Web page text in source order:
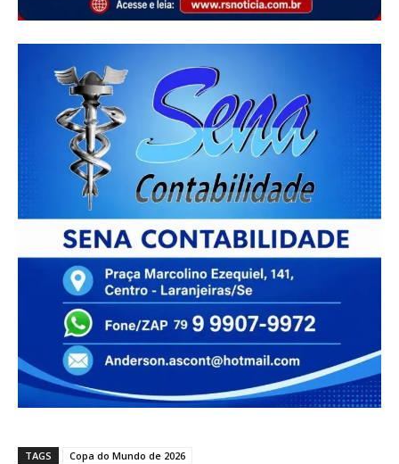
TAGS Copa do Mundo de 2026